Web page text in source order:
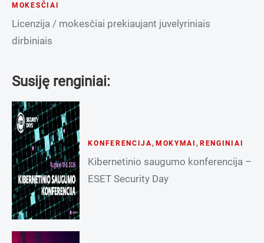
MOKESČIAI
Licenzija / mokesčiai prekiaujant juvelyriniais
dirbiniais
Susiję renginiai:
KONFERENCIJA , MOKYMAI , RENGINIAI
Kibernetinio saugumo konferencija –
ESET Security Day